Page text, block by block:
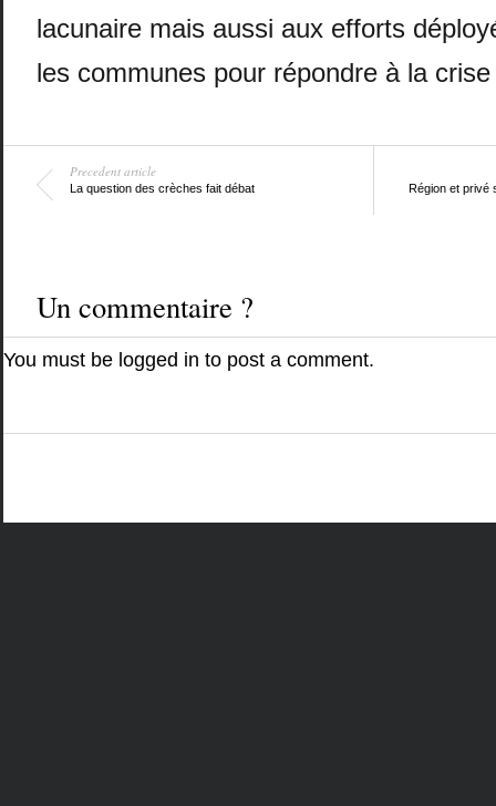
lacunaire mais aussi aux efforts
les communes pour répondre à la
Precedent article
La question des crèches fait débat Région et privé
Un commentaire ?
You must be logged in to post a comment.